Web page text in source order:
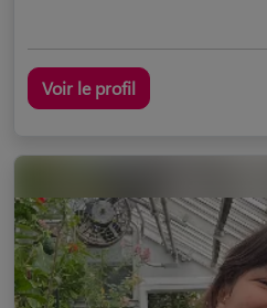
Voir le profil